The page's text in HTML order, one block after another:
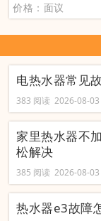
价格：面议
电热水器常见
383 阅读 2026-08-
家里热水器不
松解决
385 阅读 2026-08-
热水器e3故障